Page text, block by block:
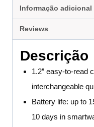
Informação adicional
Reviews
Descrição
1.2” easy-to-read
interchangeable
Battery life: up to
10 days in